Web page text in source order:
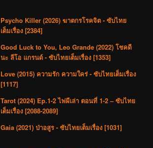
Psycho Killer (2026) ฆาตกรโรคจิต - ซับไทย
เต็มเรื่อง [2384]
Good Luck to You, Leo Grande (2022) โชคดี
นะ ลีโอ แกรนด์ - ซับไทยเต็มเรื่อง [1353]
Love (2015) ความรัก ความใคร่ - ซับไทยเต็มเรื่อง
[1117]
Tarot (2024) Ep.1-2 ไพ่ผีเล่า ตอนที่ 1-2 – ซับไทย
เต็มเรื่อง [2088-2089]
Gaia (2021) ป่าอสูร - ซับไทยเต็มเรื่อง [1031]